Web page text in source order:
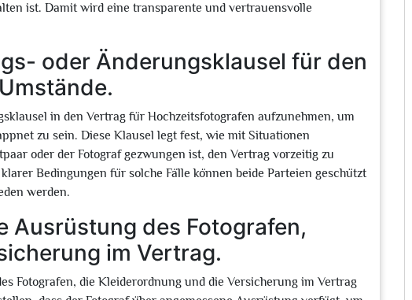
ist. Damit wird eine transparente und vertrauensvolle
oder Änderungsklausel für den
in den Vertrag für Hochzeitsfotografen aufzunehmen, um
zu sein. Diese Klausel legt fest, wie mit Situationen
oder der Fotograf gezwungen ist, den Vertrag vorzeitig zu
Bedingungen für solche Fälle können beide Parteien geschützt
werden.
Ausrüstung des Fotografen,
im Vertrag.
Fotografen, die Kleiderordnung und die Versicherung im Vertrag